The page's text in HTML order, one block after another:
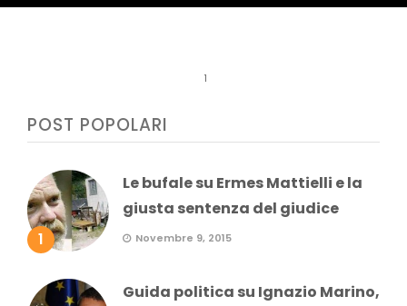
1
POST POPOLARI
1
Le bufale su Ermes Mattielli e la
giusta sentenza del giudice
Novembre 9, 2015
Guida politica su Ignazio Marino,